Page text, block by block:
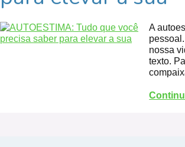
A
nossa
texto.